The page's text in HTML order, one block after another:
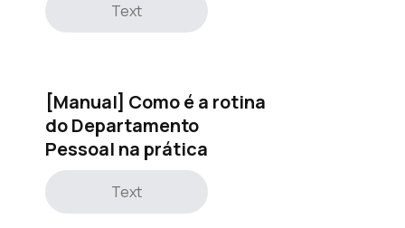
Text
[Manual] Como é a rotina
do Departamento
Pessoal na prática
Text